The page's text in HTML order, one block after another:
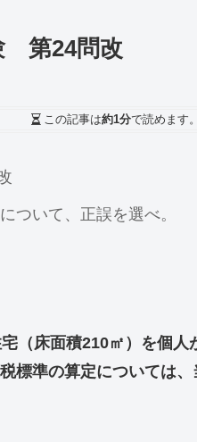
第24問改
この記事は約1分で読めます。
ついて、正誤を選べ。
（床面積210㎡）を個人
標準の算定については